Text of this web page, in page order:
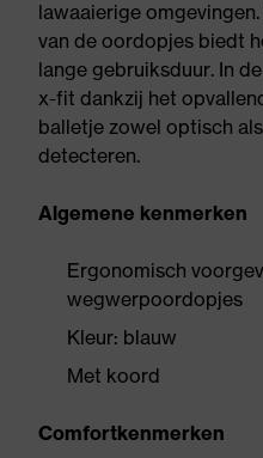
lawaaierige
van de oordopjes biedt
lange gebruiksduur. In
x-fit dankzij het
balletje zowel optisch
detecteren.
Algemene kenmerken
Ergonomisch
wegwerpoordopjes
Kleur: blauw
Met koord
Comfortkenmerken